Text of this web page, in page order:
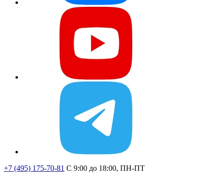
+7 (495) 175-70-81 C 9:00 до 18:00, ПН-ПТ